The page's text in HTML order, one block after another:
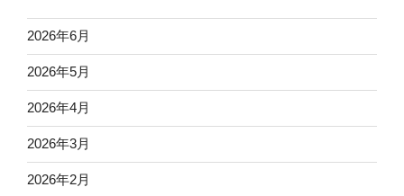
2026年6月
2026年5月
2026年4月
2026年3月
2026年2月